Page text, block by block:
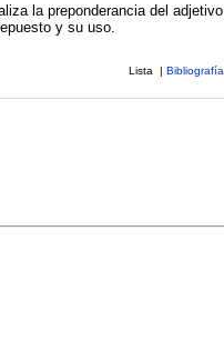
la preponderancia del adjetivo
y su uso.
Lista | Bibliografía